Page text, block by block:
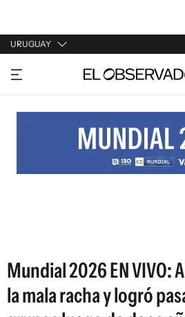
URUGUAY
URUGUAY
ARGENTINA
ESTADOS UNIDOS
Mundial 2026 EN VIVO:
la mala racha y logró